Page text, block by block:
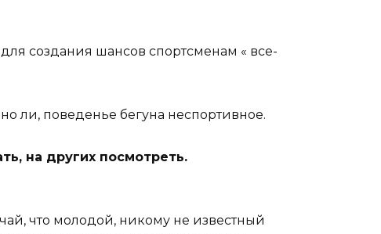
создания шансов спортсменам « все-
ли, поведенье бегуна неспортивное.
на других посмотреть.
что молодой, никому не известный